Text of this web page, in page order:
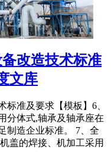
改造技术标准
文库
标准及要求【模板】6、
分体式,轴承及轴承座在
制造企业标准。 7、全
盖的焊接、机加工采用